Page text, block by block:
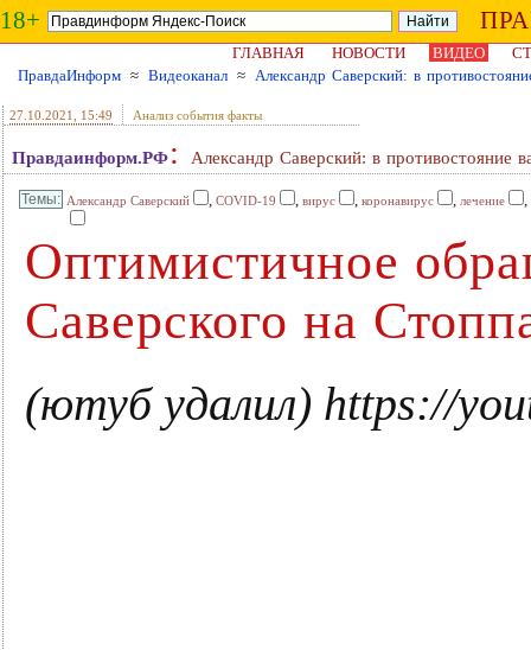
18+
ГЛАВНАЯ НОВОСТИ ВИДЕО
ПравдаИнформ ≈ Видеоканал ≈ Александр Саверский: в
27.10.2021 , 15:49 Анализ события факты
Правдаинформ.РФ: Александр Саверский: в противостояние
Александр Саверский , COVID-19 , вирус , коронавирус , лечение ,
Оптимистичное
Саверского на
(ютуб удалил) https://